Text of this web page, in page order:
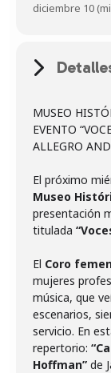
diciembre 10
MUSEO
EVENTO
ALLEGRO
El próximo
Museo
presentación
titulada
El Coro
mujeres
música, que
escenarios,
servicio. En
repertorio:
Hoffman” de